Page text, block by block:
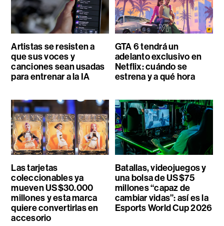
Artistas se resisten a
que sus voces y
canciones sean usadas
para entrenar a la IA
GTA 6 tendrá un
adelanto exclusivo en
Netflix: cuándo se
estrena y a qué hora
Las tarjetas
coleccionables ya
mueven US$30.000
millones y esta marca
quiere convertirlas en
accesorio
Batallas, videojuegos y
una bolsa de US$75
millones “capaz de
cambiar vidas”: así es la
Esports World Cup 2026